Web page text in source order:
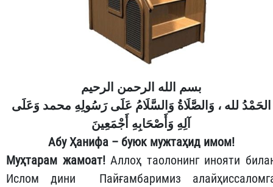
بسم الله الرحمن الرحيم
الحَمْدُ لله ، وَالصَّلَاةُ وَالسَّلَامُ عَلَى رَسُولِهِ محمد وَعَلَى
آلِهِ وَأَصْحَابِهِ أَجْمَعِينَ
Абу Ҳанифа – буюк мужтаҳид имом!
Муҳтарам жамоат!Аллоҳ таолонинг инояти
Ислом дини Пайғамбаримиз